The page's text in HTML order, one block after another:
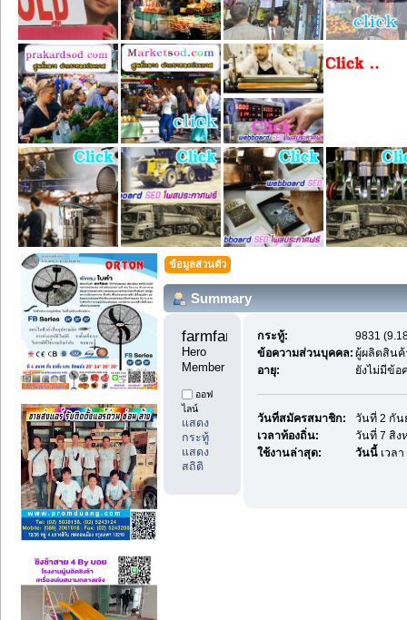
ข้อมูลส่วนตัว
Summary
Hero
Member
ออฟ
ไลน์
แสดง
กระทู้
แสดง
สถิติ
กระทู้:
9831
ข้อความส่วนบุคคล: ผู้ผลิตสินค้
อายุ:
ยังไม่มีข้อ
วันที่สมัครสมาชิก:
วันที่ 2 กัน
เวลาท้องถิ่น:
วันที่ 7 สิง
ใช้งานล่าสุด:
วันนี้เวลา